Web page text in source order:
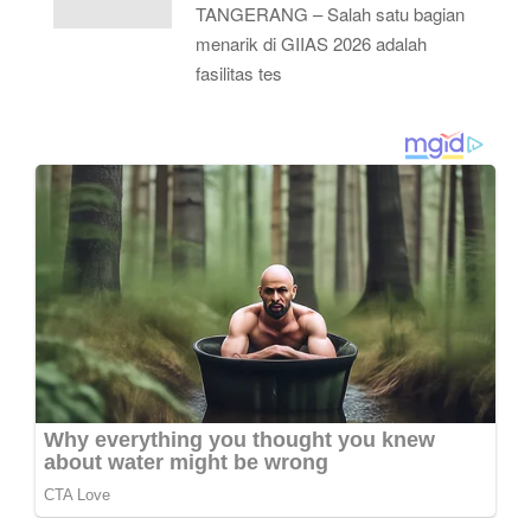
TANGERANG – Salah satu bagian
menarik di GIIAS 2026 adalah
fasilitas tes